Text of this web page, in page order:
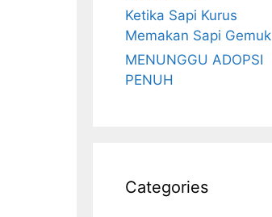
Ketika Sapi Kurus
Memakan Sapi Gemuk
MENUNGGU ADOPSI
PENUH
Categories